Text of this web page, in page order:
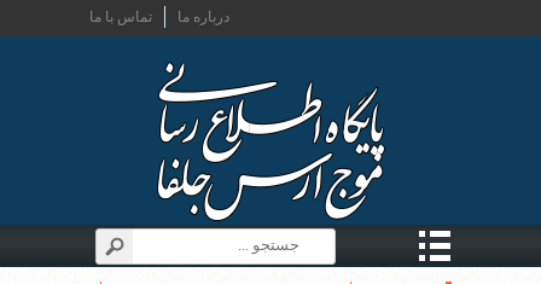
تماس با ما درباره ما